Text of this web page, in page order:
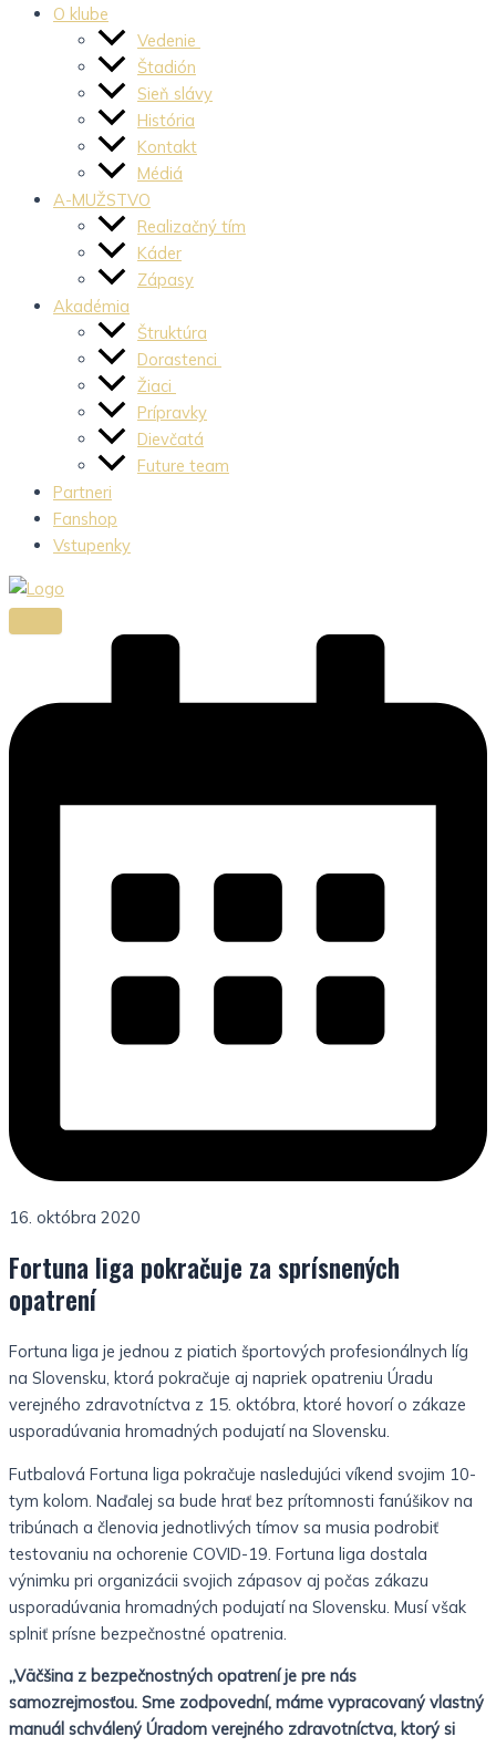
O klube
Vedenie
Štadión
Sieň slávy
História
Kontakt
Médiá
A-MUŽSTVO
Realizačný tím
Káder
Zápasy
Akadémia
Štruktúra
Dorastenci
Žiaci
Prípravky
Dievčatá
Future team
Partneri
Fanshop
Vstupenky
16. októbra 2020
Fortuna liga pokračuje za sprísnených
opatrení
Fortuna liga je jednou z piatich športových profesionálnych líg
na Slovensku, ktorá pokračuje aj napriek opatreniu Úradu
verejného zdravotníctva z 15. októbra, ktoré hovorí o zákaze
usporadúvania hromadných podujatí na Slovensku.
Futbalová Fortuna liga pokračuje nasledujúci víkend svojim 10-
tym kolom. Naďalej sa bude hrať bez prítomnosti fanúšikov na
tribúnach a členovia jednotlivých tímov sa musia podrobiť
testovaniu na ochorenie COVID-19. Fortuna liga dostala
výnimku pri organizácii svojich zápasov aj počas zákazu
usporadúvania hromadných podujatí na Slovensku. Musí však
splniť prísne bezpečnostné opatrenia.
„Väčšina z bezpečnostných opatrení je pre nás
samozrejmosťou. Sme zodpovední, máme vypracovaný vlastný
manuál schválený Úradom verejného zdravotníctva, ktorý si